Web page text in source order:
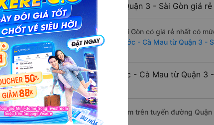
nằm đi Cái Nước - Cà Mau từ Quận 3 - Sài Gòn giá rẻ
đi Cái Nước - Cà Mau từ Quận 3 - Sài Gòn có giá rẻ nhất có
Xem danh sách đầy đủ:Xe đi Cái Nước - Cà Mau từ Quận 3 -
xe có Giường nằm đi Cái Nước - Cà Mau từ Quận 3
nay thì có 4 nhà xe có xe Giường nằm trên tuyến đường Quận